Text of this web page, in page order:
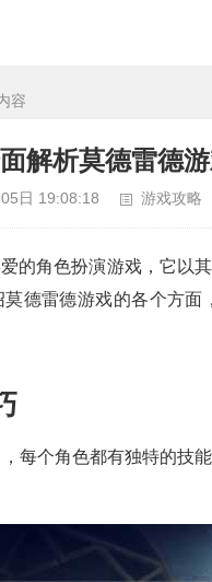
容
解析莫德雷德
日 19:08:18 游戏攻略
的角色扮演游戏，它以
德雷德游戏的各个方
每个角色都有独特的技